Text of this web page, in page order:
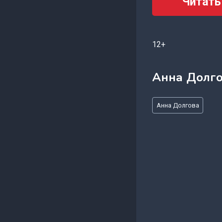
12+
Анна
Метки
записи:
Анна Долгова